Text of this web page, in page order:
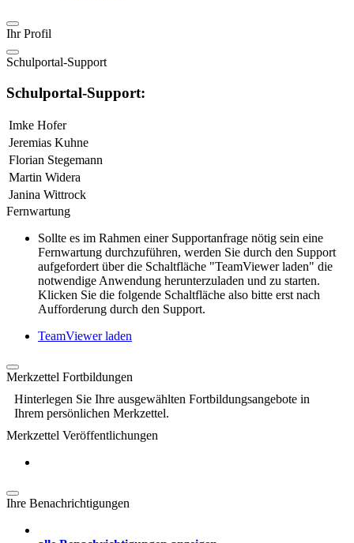
Ihr Profil
Schulportal-Support
Schulportal-Support:
Imke Hofer
Jeremias Kuhne
Florian Stegemann
Martin Widera
Janina Wittrock
Fernwartung
Sollte es im Rahmen einer Supportanfrage nötig sein eine
Fernwartung durchzuführen, werden Sie durch den Support
aufgefordert über die Schaltfläche "TeamViewer laden" die
notwendige Anwendung herunterzuladen und zu starten.
Klicken Sie die folgende Schaltfläche also bitte erst nach
Aufforderung durch den Support.
TeamViewer laden
Merkzettel Fortbildungen
Hinterlegen Sie Ihre ausgewählten Fortbildungsangebote in
Ihrem persönlichen Merkzettel.
Merkzettel Veröffentlichungen
Ihre Benachrichtigungen